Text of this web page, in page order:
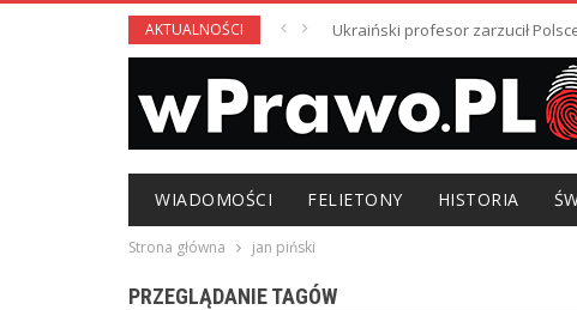
AKTUALNOŚCI Ukraiński profesor zarzucił
WIADOMOŚCI FELIETONY HISTORIA
Strona główna jan piński
PRZEGLĄDANIE TAGÓW